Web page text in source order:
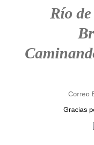
Río
Correo
Gracias